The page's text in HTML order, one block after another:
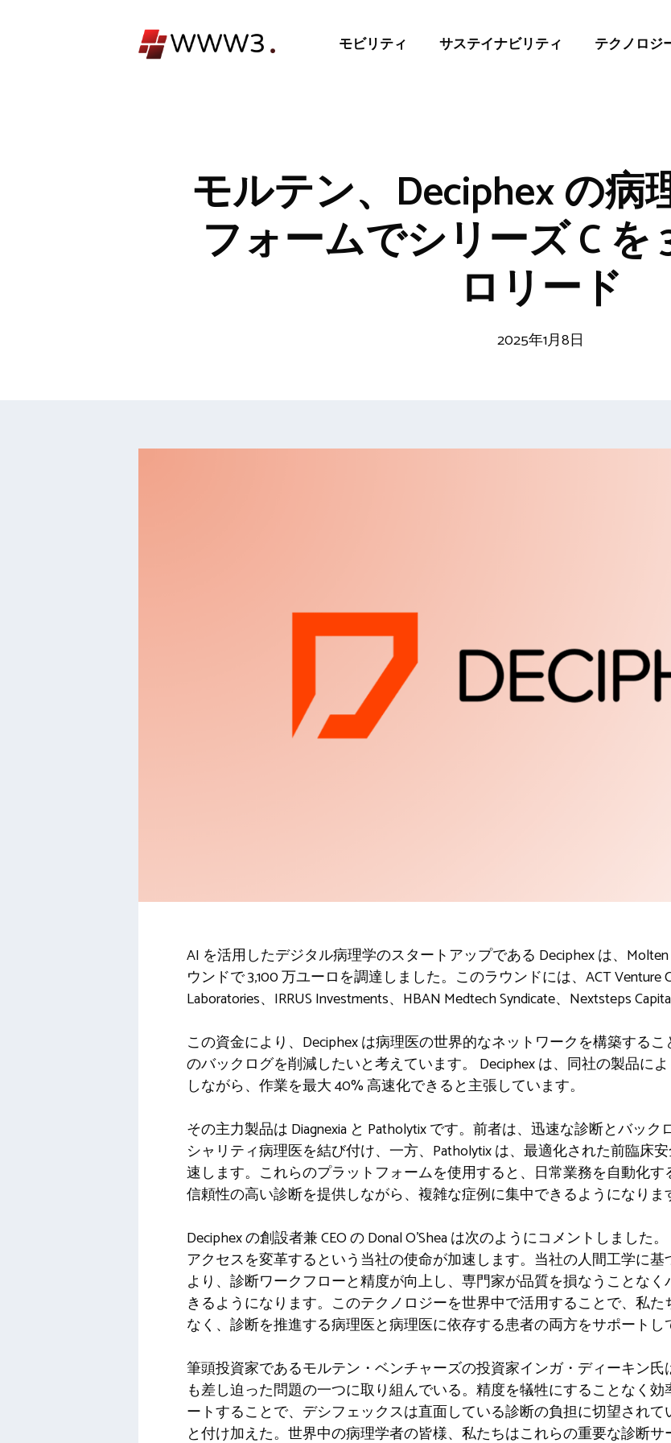
モビリティ サステイナビリティ テクノロジ
モルテン、Deciphex の病
フォームでシリーズ C を
ロリード
2025年1月8日
AI を活用したデジタル病理学のスタートアップである Deciphex は、
ウンドで 3,100 万ユーロを調達しました。このラウンドには、ACT Venture
Laboratories、IRRUS Investments、HBAN Medtech Syndicate、Nextsteps
この資金により、Deciphex は病理医の世界的なネットワークを構築する
のバックログを削減したいと考えています。 Deciphex は、同社の製品に
しながら、作業を最大 40% 高速化できると主張しています。
その主力製品は Diagnexia と Patholytix です。前者は、迅速な診断とバッ
シャリティ病理医を結び付け、一方、Patholytix は、最適化された前臨床
速します。これらのプラットフォームを使用すると、日常業務を自動化
信頼性の高い診断を提供しながら、複雑な症例に集中できるようになりま
Deciphex の創設者兼 CEO の Donal O’Shea は次のようにコメントしまし
アクセスを変革するという当社の使命が加速します。当社の人間工学に
より、診断ワークフローと精度が向上し、専門家が品質を損なうことな
きるようになります。このテクノロジーを世界中で活用することで、私
なく、診断を推進する病理医と病理医に依存する患者の両方をサポートし
筆頭投資家であるモルテン・ベンチャーズの投資家インガ・ディーキン
も差し迫った問題の一つに取り組んでいる。精度を犠牲にすることなく
ートすることで、デシフェックスは直面している診断の負担に切望されて
と付け加えた。世界中の病理学者の皆様、私たちはこれらの重要な診断